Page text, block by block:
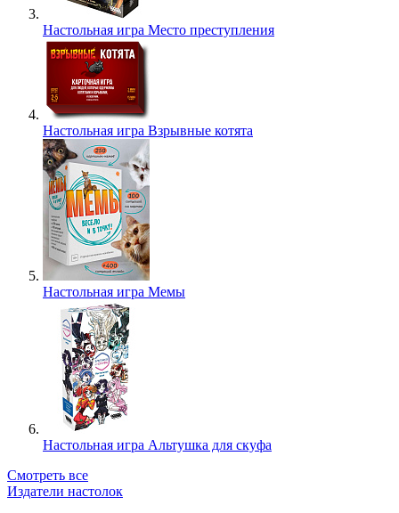
Настольная игра Место преступления
Настольная игра Взрывные котята
Настольная игра Мемы
Настольная игра Альтушка для скуфа
Смотреть все
Издатели настолок